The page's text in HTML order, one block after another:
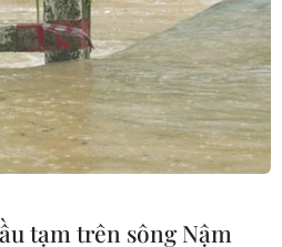
tạm trên sông Nậm